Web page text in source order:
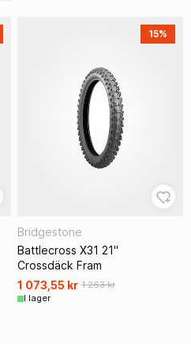
15%
Bridgestone
Battlecross X31 21"
Crossdäck Fram
1 073,55 kr 1 263 kr
I lager